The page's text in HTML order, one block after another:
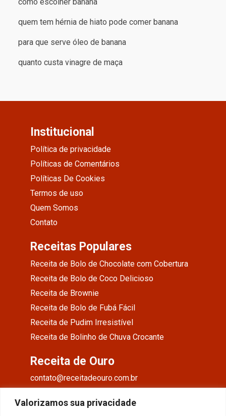
Valorizamos sua privacidade
quem tem hérnia de hiato pode comer banana
para que serve óleo de banana
quanto custa vinagre de maça
Institucional
Política de privacidade
Políticas de Comentários
Políticas De Cookies
Termos de uso
Quem Somos
Contato
Receitas Populares
Receita de Bolo de Chocolate com Cobertura
Receita de Bolo de Coco Delicioso
Receita de Brownie
Receita de Bolo de Fubá Fácil
Receita de Pudim Irresistível
Receita de Bolinho de Chuva Crocante
Receita de Ouro
contato@receitadeouro.com.br
Facebook